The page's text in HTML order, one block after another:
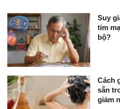
Suy
tim
bộ?
Cách
sẵn
giảm